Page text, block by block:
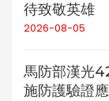
待致敬英雄
2026-08-05
馬防部漢光
施防護驗證